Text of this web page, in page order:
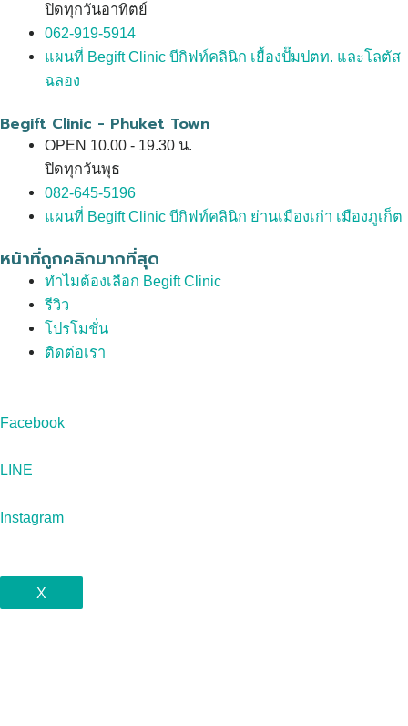
ปิดทุกวันอาทิตย์
062-919-5914
แผนที่ Begift Clinic บีกิฟท์คลินิก เยื้องปั๊มปตท. และโลตัส
ฉลอง
Begift Clinic - Phuket Town
OPEN 10.00 - 19.30 น.
ปิดทุกวันพุธ
082-645-5196
แผนที่ Begift Clinic บีกิฟท์คลินิก ย่านเมืองเก่า เมืองภูเก็ต
หน้าที่ถูกคลิกมากที่สุด
ทำไมต้องเลือก Begift Clinic
รีวิว
โปรโมชั่น
ติดต่อเรา
Facebook
LINE
Instagram
X